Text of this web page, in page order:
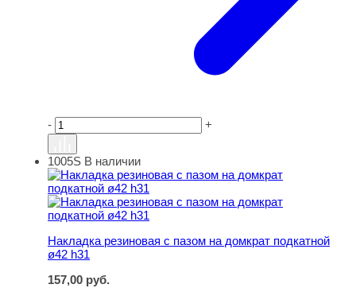
- +
Накладка резиновая с пазом на домкрат подкатной ø42
1005S В наличии
Накладка резиновая с пазом на домкрат подкатной
ø42 h31
157,00 руб.